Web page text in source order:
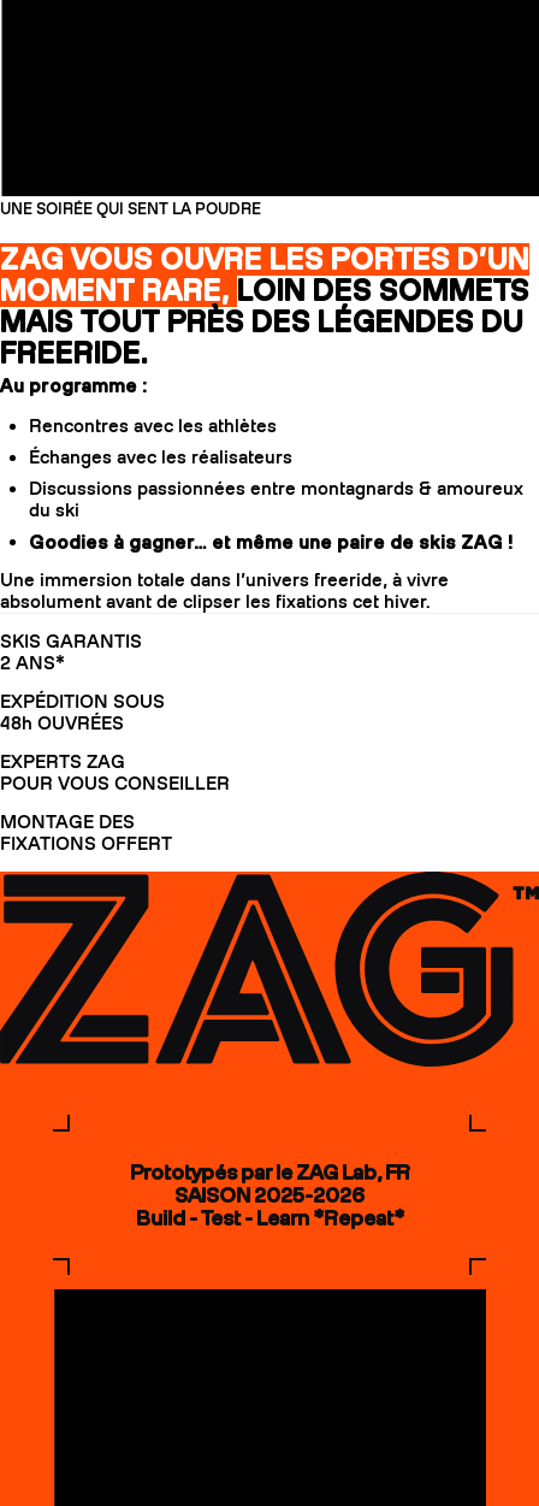
UNE SOIRÉE QUI SENT LA POUDRE
ZAG VOUS OUVRE LES PORTES D’UN
MOMENT RARE, LOIN DES SOMMETS
MAIS TOUT PRÈS DES LÉGENDES DU
FREERIDE.
Au programme :
Rencontres avec les athlètes
Échanges avec les réalisateurs
Discussions passionnées entre montagnards & amoureux
du ski
Goodies à gagner… et même une paire de skis ZAG !
Une immersion totale dans l’univers freeride, à vivre
absolument avant de clipser les fixations cet hiver.
SKIS GARANTIS
2 ANS*
EXPÉDITION SOUS
48h OUVRÉES
EXPERTS ZAG
POUR VOUS CONSEILLER
MONTAGE DES
FIXATIONS OFFERT
Prototypés par le ZAG Lab, FR
SAISON 2025-2026
Build - Test - Learn *Repeat*